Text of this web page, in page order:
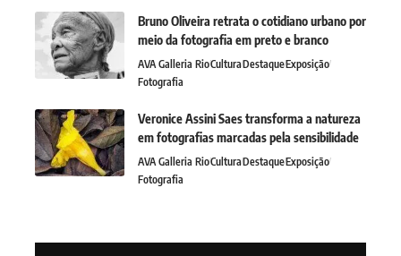
Bruno Oliveira retrata o cotidiano urbano por
meio da fotografia em preto e branco
AVA Galleria RioCulturaDestaqueExposição
Fotografia
Veronice Assini Saes transforma a natureza
em fotografias marcadas pela sensibilidade
AVA Galleria RioCulturaDestaqueExposição
Fotografia